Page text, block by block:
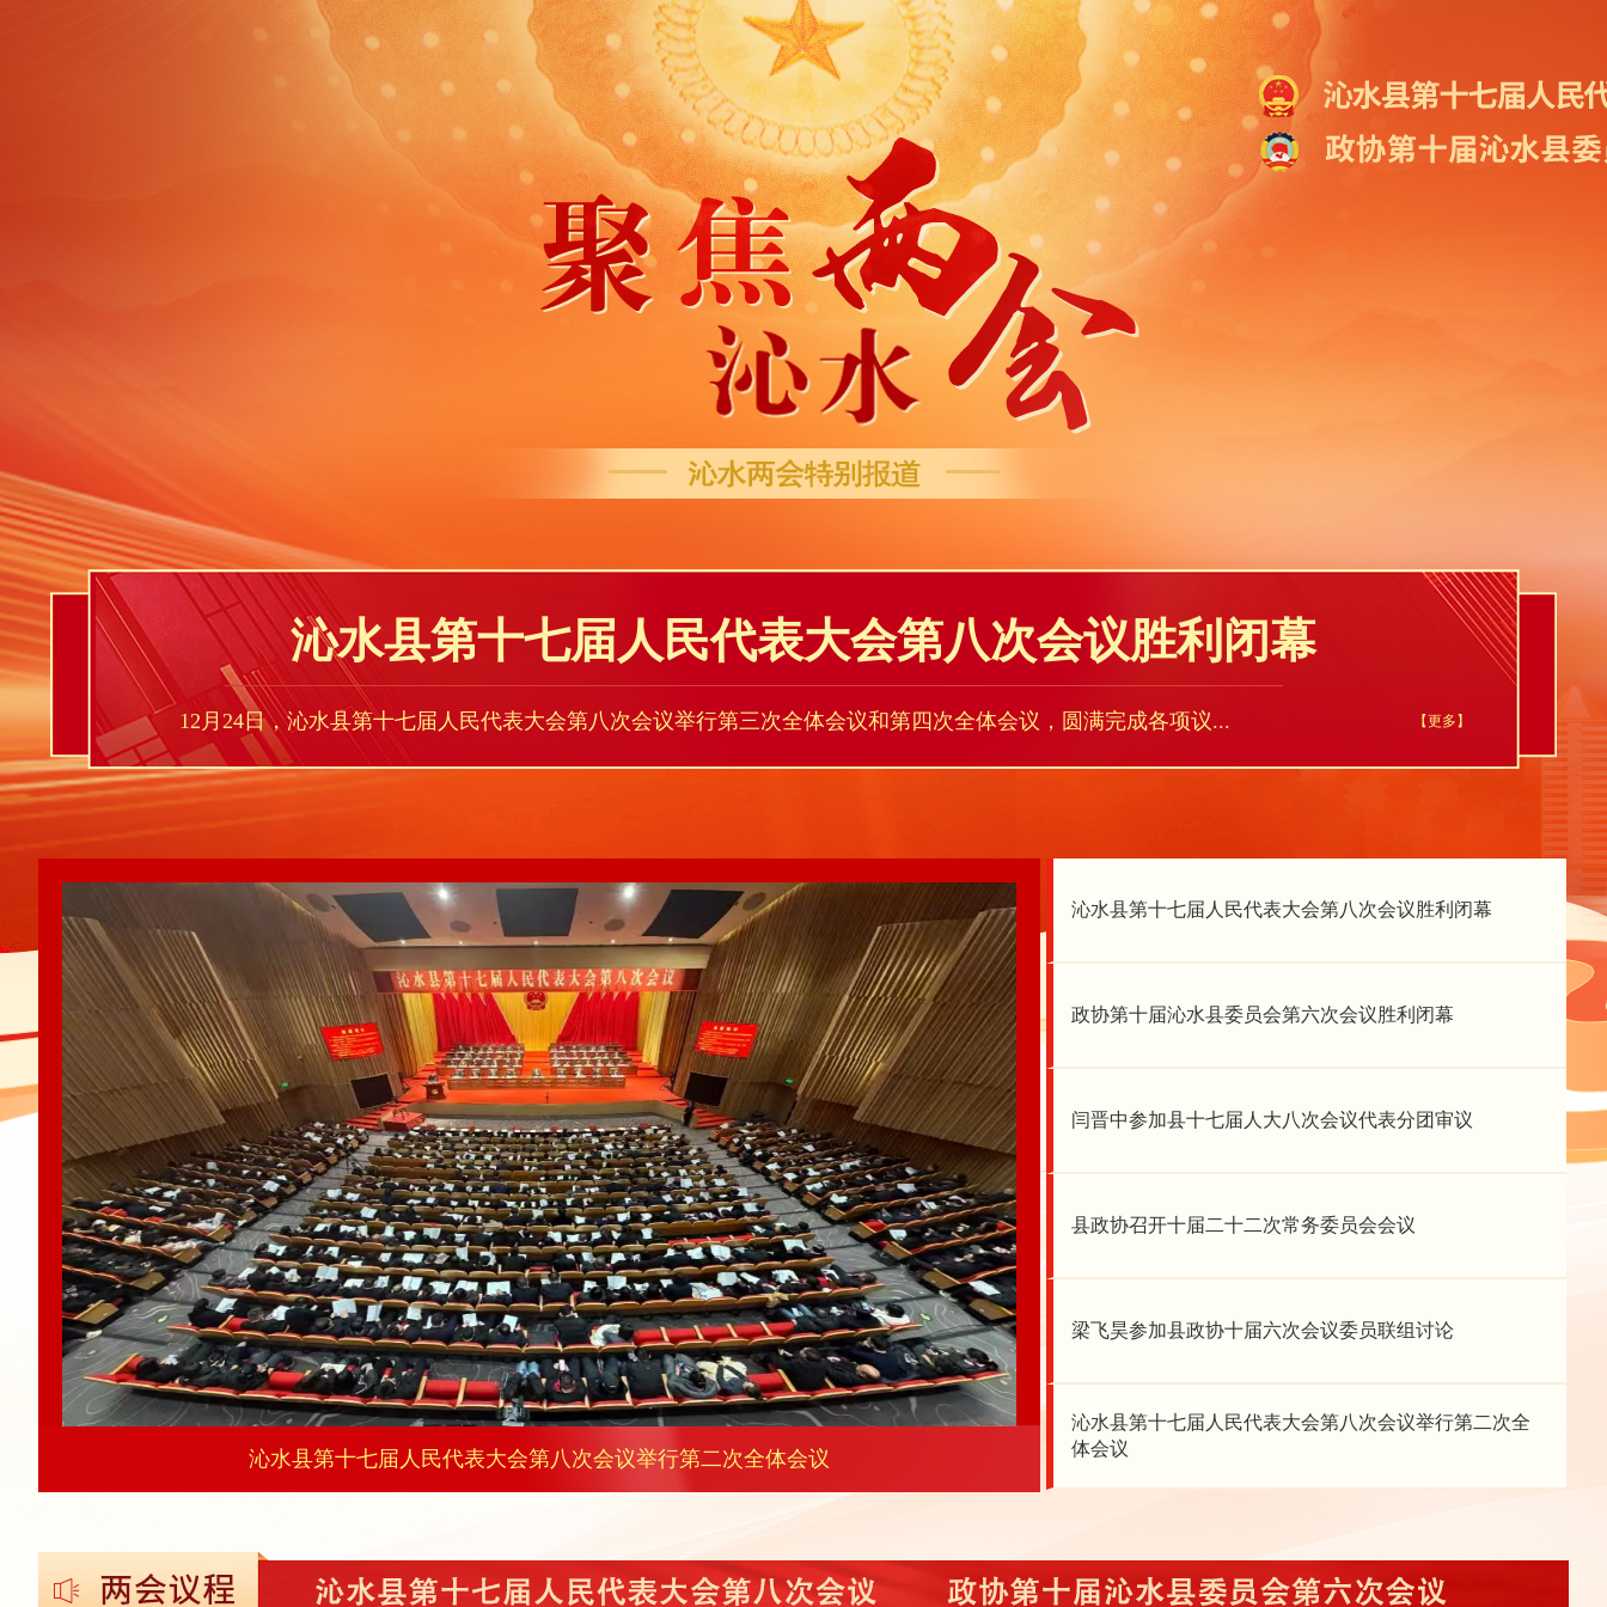
沁水县第十七届人民代表大会第八次会议胜利闭幕
12月24日，沁水县第十七届人民代表大会第八次会议举行第三次全体会议和第四次全体会议，圆满完成各项议... 【更多】
参加沁水县第十七届人民代表大会第八次会议的人大代表继续分团进行审议
沁水县第十七届人民代表大会第八次会议胜利闭幕
政协第十届沁水县委员会第六次会议胜利闭幕
闫晋中参加县十七届人大八次会议代表分团审议
县政协召开十届二十二次常务委员会会议
梁飞昊参加县政协十届六次会议委员联组讨论
沁水县第十七届人民代表大会第八次会议举行第二次全
体会议